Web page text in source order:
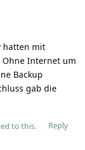
hatten mit
Ohne Internet um
Backup
gab die
Reply
to this.